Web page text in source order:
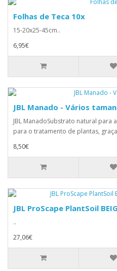
Folhas de Teca 10x
15-20x25-45cm..
6,95€
JBL Manado - Vários
JBL ManadoSubstrato natural para
para o tratamento de plantas,
8,50€
JBL ProScape PlantSoil
..
27,06€